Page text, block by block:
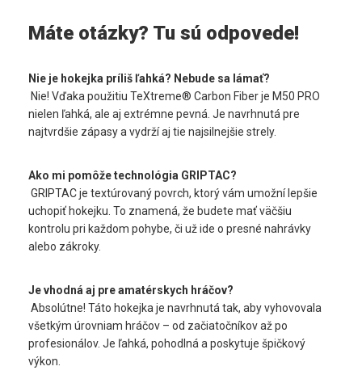
Máte otázky? Tu sú odpovede!
Nie je hokejka príliš ľahká? Nebude sa lámať?
nielen ľahká, ale aj extrémne pevná. Je navrhnutá pre
najtvrdšie zápasy a vydrží aj tie najsilnejšie strely.
Ako mi pomôže technológia GRIPTAC?
uchopiť hokejku. To znamená, že budete mať väčšiu
kontrolu pri každom pohybe, či už ide o presné nahrávky
alebo zákroky.
Je vhodná aj pre amatérskych hráčov?
všetkým úrovniam hráčov – od začiatočníkov až po
profesionálov. Je ľahká, pohodlná a poskytuje špičkový
výkon.